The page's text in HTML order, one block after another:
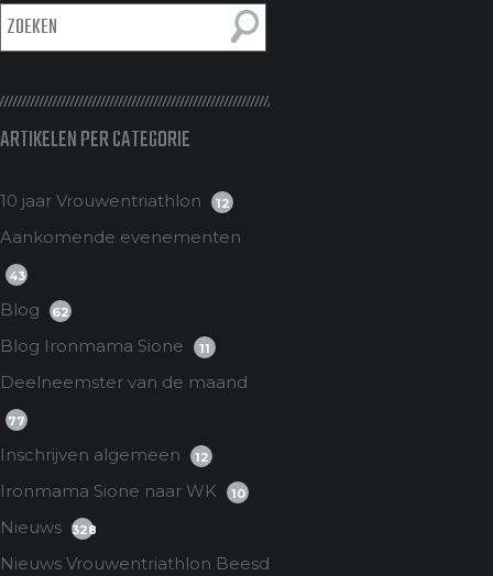
ARTIKELEN PER CATEGORIE
10 jaar Vrouwentriathlon 12
Aankomende evenementen
43
Blog 62
Blog Ironmama Sione 11
Deelneemster van de maand
77
Inschrijven algemeen 12
Ironmama Sione naar WK 10
Nieuws 328
Nieuws Vrouwentriathlon Beesd